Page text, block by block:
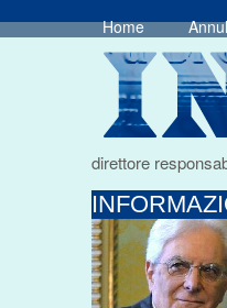
Home
direttore